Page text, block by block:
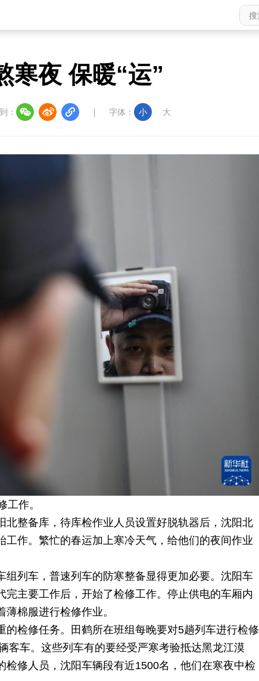
寒夜 保暖“运”
： 字体： 小 大
作。
整备库，待库检作业人员设置好脱轨器后，沈阳北
作。繁忙的春运加上寒冷天气，给他们的夜间作业
列车，普速列车的防寒整备显得更加必要。沈阳车
主要工作后，开始了检修工作。停止供电的车厢内
棉服进行检修作业。
检修任务。田鹤所在班组每晚要对5趟列车进行检修
客车。这些列车有的要经受严寒考验抵达黑龙江漠
修人员，沈阳车辆段有近1500名，他们在寒夜中检